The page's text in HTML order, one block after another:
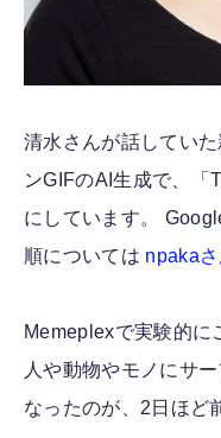
清水さんが話してい
ンGIFのAI生成で、「
にしています。
順については npaka
Memeplexで実験的に
人や動物やモノにサ
なったのが、2日ほど